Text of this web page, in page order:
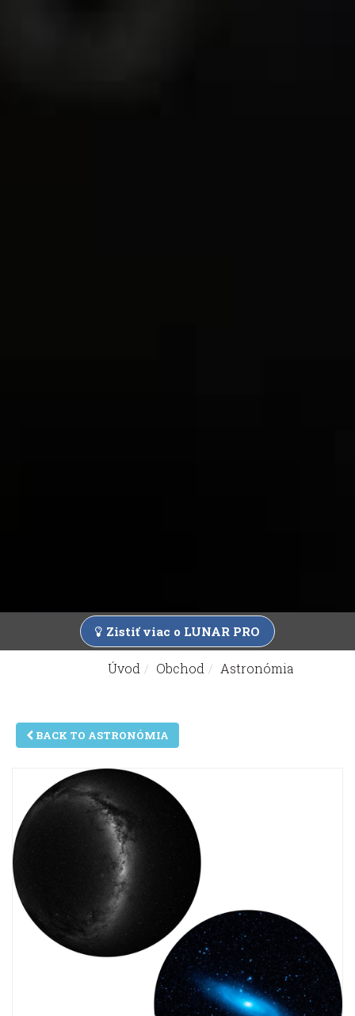
Zistiť viac o LUNAR PRO
Úvod Obchod Astronómia
BACK TO ASTRONÓMIA